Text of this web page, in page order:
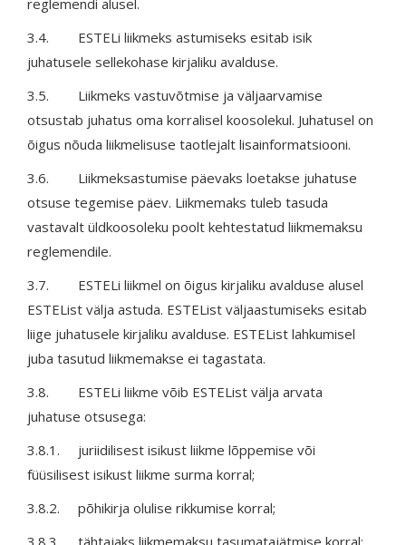
reglemendi alusel.
3.4. ESTELi liikmeks astumiseks esitab isik
juhatusele sellekohase kirjaliku avalduse.
3.5. Liikmeks vastuvõtmise ja väljaarvamise
otsustab juhatus oma korralisel koosolekul. Juhatusel on
õigus nõuda liikmelisuse taotlejalt lisainformatsiooni.
3.6. Liikmeksastumise päevaks loetakse juhatuse
otsuse tegemise päev. Liikmemaks tuleb tasuda
vastavalt üldkoosoleku poolt kehtestatud liikmemaksu
reglemendile.
3.7. ESTELi liikmel on õigus kirjaliku avalduse alusel
ESTEList välja astuda. ESTEList väljaastumiseks esitab
liige juhatusele kirjaliku avalduse. ESTEList lahkumisel
juba tasutud liikmemakse ei tagastata.
3.8. ESTELi liikme võib ESTEList välja arvata
juhatuse otsusega:
3.8.1. juriidilisest isikust liikme lõppemise või
füüsilisest isikust liikme surma korral;
3.8.2. põhikirja olulise rikkumise korral;
3.8.3. tähtajaks liikmemaksu tasumatajätmise korral;